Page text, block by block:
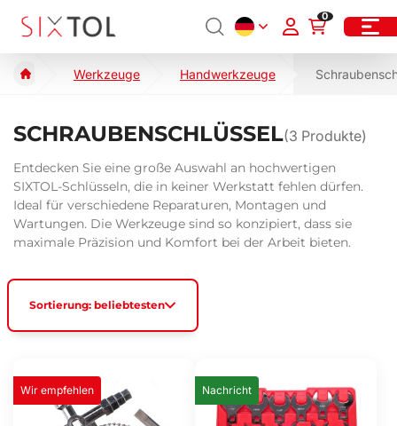
0
Werkzeuge Handwerkzeuge
SCHRAUBENSCHLÜSSEL(3 Produkte)
Entdecken Sie eine große Auswahl an hochwertigen
SIXTOL-Schlüsseln, die in keiner Werkstatt fehlen dürfen.
Ideal für verschiedene Reparaturen, Montagen und
Wartungen. Die Werkzeuge sind so konzipiert, dass sie
maximale Präzision und Komfort bei der Arbeit bieten.
Sortierung: beliebtesten
Wir empfehlen Nachricht